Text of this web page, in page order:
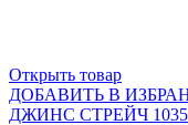
Открыть товар
ДОБАВИТЬ В
ДЖИНС СТРЕЙЧ